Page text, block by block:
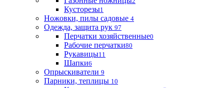
Кусторезы1
Ножовки, пилы садовые 4
Одежда, защита рук 97
Перчатки хозяйственные0
Рабочие перчатки80
Рукавицы11
Шапки6
Опрыскиватели 9
Парники, теплицы 10